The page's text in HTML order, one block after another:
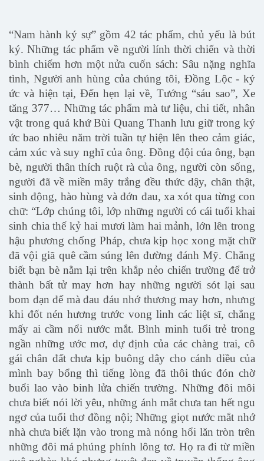
“Nam hành ký sự” gồm 42 tác phẩm, chủ yếu là bút
ký. Những tác phẩm về người lính thời chiến và thời
bình chiếm hơn một nửa cuốn sách: Sâu nặng nghĩa
tình, Người anh hùng của chúng tôi, Đồng Lộc - ký
ức và hiện tại, Đến hẹn lại về, Tướng “sáu sao”, Xe
tăng 377… Những tác phẩm mà tư liệu, chi tiết, nhân
vật trong quá khứ Bùi Quang Thanh lưu giữ trong ký
ức bao nhiêu năm trời tuần tự hiện lên theo cảm giác,
cảm xúc và suy nghĩ của ông. Đồng đội của ông, bạn
bè, người thân thích ruột rà của ông, người còn sống,
người đã về miền mây trắng đều thức dậy, chân thật,
sinh động, hào hùng và đớn đau, xa xót qua từng con
chữ: “Lớp chúng tôi, lớp những người có cái tuổi khai
sinh chia thế kỷ hai mươi làm hai mảnh, lớn lên trong
hậu phương chống Pháp, chưa kịp học xong mặt chữ
đã vội giã quê cầm súng lên đường đánh Mỹ. Chẳng
biết bạn bè nằm lại trên khắp nẻo chiến trường để trở
thành bất tử may hơn hay những người sót lại sau
bom đạn để mà đau đáu nhớ thương may hơn, nhưng
khi đốt nén hương trước vong linh các liệt sĩ, chẳng
mấy ai cầm nổi nước mắt. Bình minh tuổi trẻ trong
ngần những ước mơ, dự định của các chàng trai, cô
gái chân đất chưa kịp buông dây cho cánh diều của
mình bay bổng thì tiếng lòng đã thôi thúc đón chờ
buổi lao vào binh lửa chiến trường. Những đôi môi
chưa biết nói lời yêu, những ánh mắt chưa tan hết ngu
ngơ của tuổi thơ đồng nội; Những giọt nước mắt nhớ
nhà chưa biết lặn vào trong mà nóng hổi lăn tròn trên
những đôi má phúng phính lông tơ. Họ ra đi từ miền